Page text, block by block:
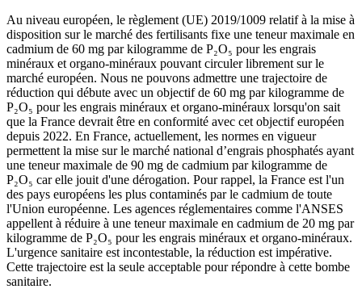
Au niveau européen, le règlement (UE) 2019/1009 relatif à la mise à
disposition sur le marché des fertilisants fixe une teneur maximale en
cadmium de 60 mg par kilogramme de P₂O₅ pour les engrais
minéraux et organo-minéraux pouvant circuler librement sur le
marché européen. Nous ne pouvons admettre une trajectoire de
réduction qui débute avec un objectif de 60 mg par kilogramme de
P₂O₅ pour les engrais minéraux et organo-minéraux lorsqu'on sait
que la France devrait être en conformité avec cet objectif européen
depuis 2022. En France, actuellement, les normes en vigueur
permettent la mise sur le marché national d’engrais phosphatés ayant
une teneur maximale de 90 mg de cadmium par kilogramme de
P₂O₅ car elle jouit d'une dérogation. Pour rappel, la France est l'un
des pays européens les plus contaminés par le cadmium de toute
l'Union européenne. Les agences réglementaires comme l'ANSES
appellent à réduire à une teneur maximale en cadmium de 20 mg par
kilogramme de P₂O₅ pour les engrais minéraux et organo-minéraux.
L'urgence sanitaire est incontestable, la réduction est impérative.
Cette trajectoire est la seule acceptable pour répondre à cette bombe
sanitaire.